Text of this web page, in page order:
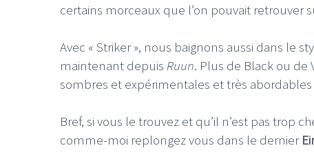
certains morceaux que l’on pouvait retrouver
Avec « Striker », nous baignons aussi dans le
maintenant depuis Ruun. Plus de Black ou de
sombres et expérimentales et très
Bref, si vous le trouvez et qu’il n’est pas trop
comme-moi replongez vous dans le dernier